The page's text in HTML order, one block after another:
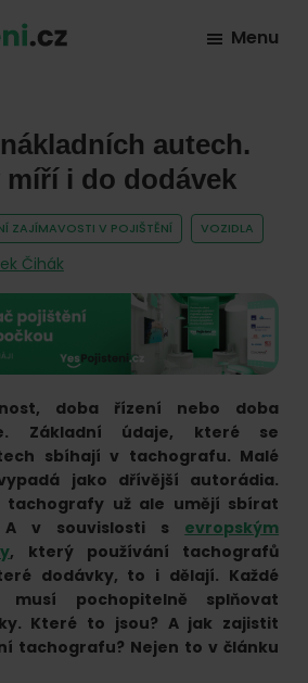
Menu
autech.
míří i do dodávek
ZAJÍMAVOSTI V POJIŠTĚNÍ VOZIDLA
Čihák
doba řízení nebo doba
Základní údaje, které se
sbíhají v tachografu. Malé
jako dřívější autorádia.
tachografy už ale umějí sbírat
A v souvislosti s evropským
, který používání tachografů
dodávky, to i dělají. Každé
musí pochopitelně splňovat
Které to jsou? A jak zajistit
tachografu? Nejen to v článku